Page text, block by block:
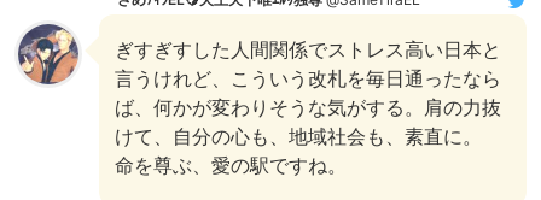
ぎすぎすした人間関係でストレス高い日本と
言うけれど、こういう改札を毎日通ったなら
ば、何かが変わりそうな気がする。肩の力抜
けて、自分の心も、地域社会も、素直に。
命を尊ぶ、愛の駅ですね。